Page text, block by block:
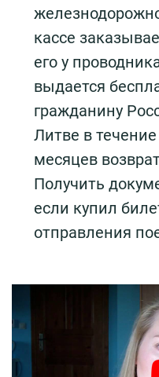
кассе
его у
выдается
гражданину
Литве в
месяцев
Получить
если купил
отправления